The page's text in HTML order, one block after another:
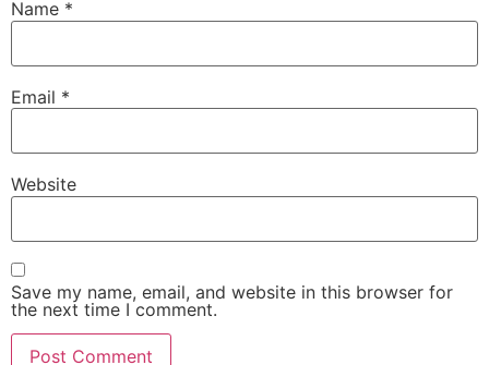
Name *
Email *
Website
Save my name, email, and website in this browser for
the next time I comment.